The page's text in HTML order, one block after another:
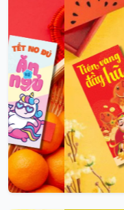
Trước